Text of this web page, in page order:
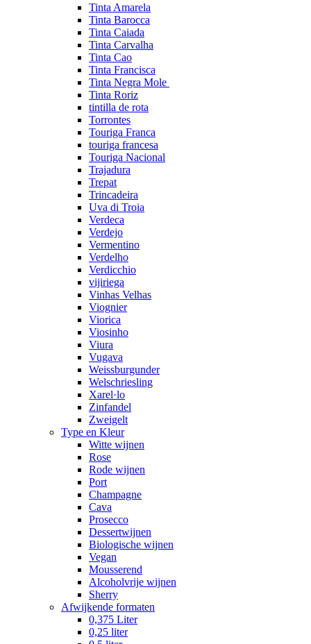
Tinta Amarela
Tinta Barocca
Tinta Caiada
Tinta Carvalha
Tinta Cao
Tinta Francisca
Tinta Negra Mole
Tinta Roriz
tintilla de rota
Torrontes
Touriga Franca
touriga francesa
Touriga Nacional
Trajadura
Trepat
Trincadeira
Uva di Troia
Verdeca
Verdejo
Vermentino
Verdelho
Verdicchio
vijiriega
Vinhas Velhas
Viognier
Viorica
Viosinho
Viura
Vugava
Weissburgunder
Welschriesling
Xarel·lo
Zinfandel
Zweigelt
Type en Kleur
Witte wijnen
Rose
Rode wijnen
Port
Champagne
Cava
Prosecco
Dessertwijnen
Biologische wijnen
Vegan
Mousserend
Alcoholvrije wijnen
Sherry
Afwijkende formaten
0,375 Liter
0,25 liter